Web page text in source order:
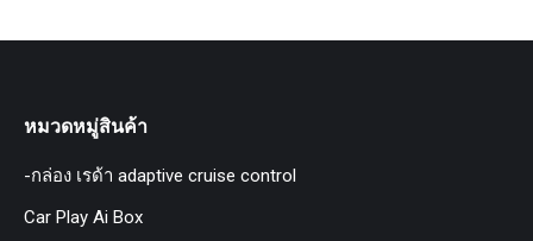
หมวดหมู่สินค้า
-กล่อง เรด้า adaptive cruise control
Car Play Ai Box